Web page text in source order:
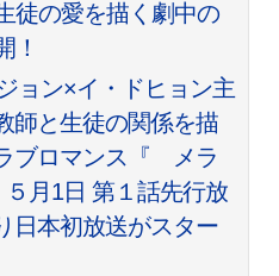
徒の愛を描く劇中の
！
ョン×イ・ドヒョン主
師と生徒の関係を描
ブロマンス『 メラ
月1日 第１話先行放
日本初放送がスター